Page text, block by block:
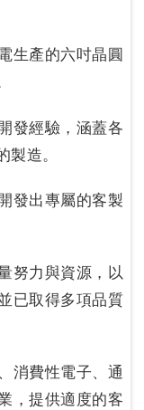
生產的六吋晶圓
發經驗，涵蓋各
製造。
發出專屬的客製
努力與資源，以
已取得多項品質
消費性電子、通
，提供適度的客